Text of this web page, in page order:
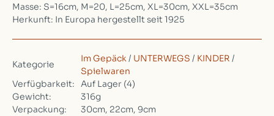
Masse: S=16cm, M=20, L=25cm, XL=30cm, XXL=35cm
Herkunft: In Europa hergestellt seit 1925
Kategorie
Im Gepäck / UNTERWEGS / KINDER /
Spielwaren
Verfügbarkeit:
Auf Lager (4)
Gewicht:
316g
Verpackung:
30cm, 22cm, 9cm